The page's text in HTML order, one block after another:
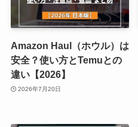
Amazon Haul（ホウル）は
安全？使い方とTemuとの
違い【2026】
2026年7月20日